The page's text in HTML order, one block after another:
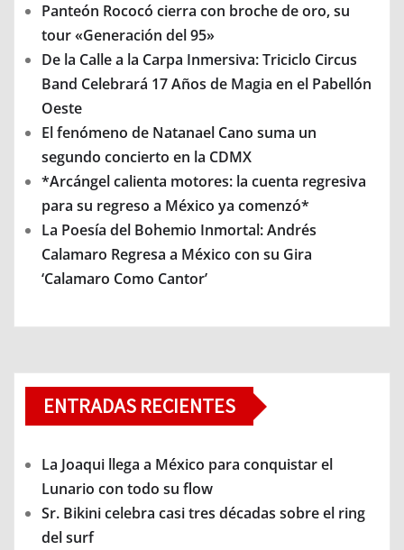
Panteón Rococó cierra con broche de oro, su
tour «Generación del 95»
De la Calle a la Carpa Inmersiva: Triciclo Circus
Band Celebrará 17 Años de Magia en el Pabellón
Oeste
El fenómeno de Natanael Cano suma un
segundo concierto en la CDMX
*Arcángel calienta motores: la cuenta regresiva
para su regreso a México ya comenzó*
La Poesía del Bohemio Inmortal: Andrés
Calamaro Regresa a México con su Gira
‘Calamaro Como Cantor’
ENTRADAS RECIENTES
La Joaqui llega a México para conquistar el
Lunario con todo su flow
Sr. Bikini celebra casi tres décadas sobre el ring
del surf